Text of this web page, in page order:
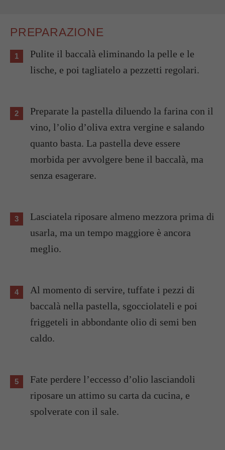
PREPARAZIONE
Pulite il baccalà eliminando la pelle e le
lische, e poi tagliatelo a pezzetti regolari.
Preparate la pastella diluendo la farina con il
vino, l’olio d’oliva extra vergine e salando
quanto basta. La pastella deve essere
morbida per avvolgere bene il baccalà, ma
senza esagerare.
Lasciatela riposare almeno mezzora prima di
usarla, ma un tempo maggiore è ancora
meglio.
Al momento di servire, tuffate i pezzi di
baccalà nella pastella, sgocciolateli e poi
friggeteli in abbondante olio di semi ben
caldo.
Fate perdere l’eccesso d’olio lasciandoli
riposare un attimo su carta da cucina, e
spolverate con il sale.